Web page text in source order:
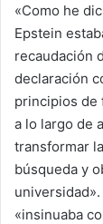
«Como he
Epstein
recaudación
declaración
principios de
a lo largo de
transformar
búsqueda y
«insinuaba